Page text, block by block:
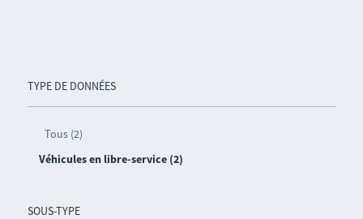
TYPE DE DONNÉES
Tous (2)
Véhicules en libre-service (2)
SOUS-TYPE